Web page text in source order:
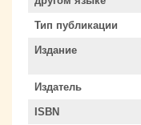
Тип публикации
Издание
Издатель
ISBN